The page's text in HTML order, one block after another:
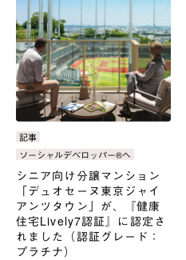
カ
テ
ゴ
リ：
記事
タソーシャルデベロッパー®へ
シニア向け分譲マンション
「デュオセーヌ東京ジャイ
アンツタウン」が、『健康
住宅Lively7認証』に認定さ
れました（認証グレード：
プラチナ）